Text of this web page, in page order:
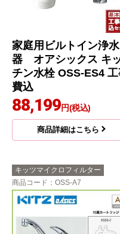
家庭用ビルトイン浄水
器 オアシックス キ
チン水栓 OSS-ES4
費込
88,199円(税込)
商品詳細はこちら
キッツマイクロフィルター
商品コード ：OSS-A7